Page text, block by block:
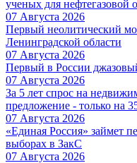
ученых для нефтегазовой
07 Августа 2026
Первый неолитический
Ленинградской области
07 Августа 2026
Первый в России
07 Августа 2026
За 5 лет спрос на
предложение - только на
07 Августа 2026
«Единая Россия» займет
выборах в ЗакС
07 Августа 2026